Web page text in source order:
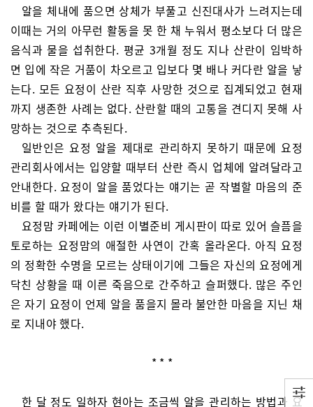
알을 체내에 품으면 상체가 부풀고 신진대사가 느려지는데
이때는 거의 아무런 활동을 못 한 채 누워서 평소보다 더 많은
음식과 물을 섭취한다. 평균 3개월 정도 지나 산란이 임박하
면 입에 작은 거품이 차오르고 입보다 몇 배나 커다란 알을 낳
는다. 모든 요정이 산란 직후 사망한 것으로 집계되었고 현재
까지 생존한 사례는 없다. 산란할 때의 고통을 견디지 못해 사
망하는 것으로 추측된다.
일반인은 요정 알을 제대로 관리하지 못하기 때문에 요정
관리회사에서는 입양할 때부터 산란 즉시 업체에 알려달라고
안내한다. 요정이 알을 품었다는 얘기는 곧 작별할 마음의 준
비를 할 때가 왔다는 얘기가 된다.
요정맘 카페에는 이런 이별준비 게시판이 따로 있어 슬픔을
토로하는 요정맘의 애절한 사연이 간혹 올라온다. 아직 요정
의 정확한 수명을 모르는 상태이기에 그들은 자신의 요정에게
닥친 상황을 때 이른 죽음으로 간주하고 슬퍼했다. 많은 주인
은 자기 요정이 언제 알을 품을지 몰라 불안한 마음을 지닌 채
로 지내야 했다.
* * *
한 달 정도 일하자 현아는 조금씩 알을 관리하는 방법과 요